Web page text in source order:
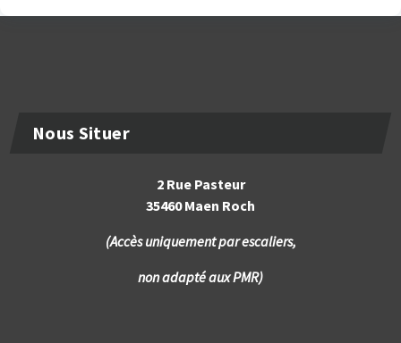
Nous Situer
2 Rue Pasteur
35460 Maen Roch
(Accès uniquement par escaliers,
non adapté aux PMR)